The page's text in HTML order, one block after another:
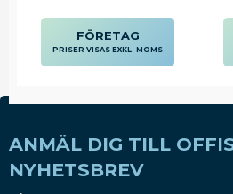
ANMÄL DIG TILL
NYHETSBREV
FÖRETAG
PRISER VISAS EXKL. MOMS